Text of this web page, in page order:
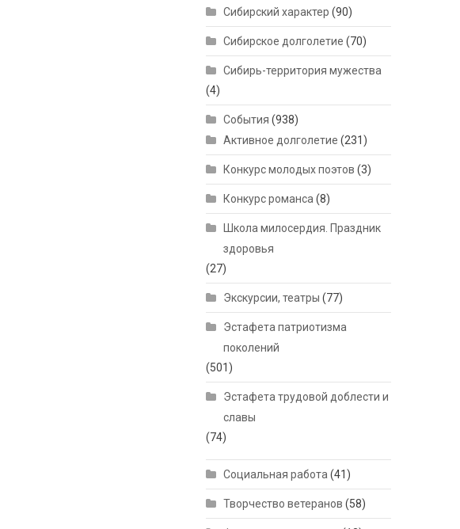
Сибирский характер (90)
Сибирское долголетие (70)
Сибирь-территория мужества
(4)
События (938)
Активное долголетие (231)
Конкурс молодых поэтов (3)
Конкурс романса (8)
Школа милосердия. Праздник
здоровья
(27)
Экскурсии, театры (77)
Эстафета патриотизма
поколений
(501)
Эстафета трудовой доблести и
славы
(74)
Социальная работа (41)
Творчество ветеранов (58)